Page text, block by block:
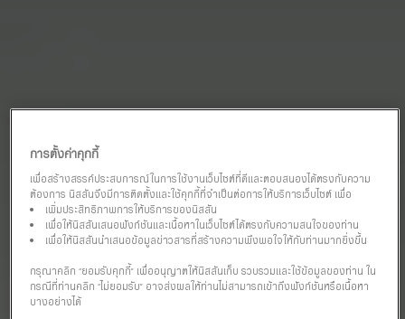
การตั้งค่าคุกกี้
เพื่อสร้างสรรค์ประสบการณ์ในการใช้งานเว็บไซต์ที่ดีและตอบสนองได้ตรงกับความ
ต้องการ นิสสันจึงมีการติดตั้งและใช้คุกกี้ที่จำเป็นต่อการให้บริการเว็บไซต์ เพื่อ
เพิ่มประสิทธิภาพการให้บริการของนิสสัน
เพื่อให้นิสสันเสนอฟังก์ชันและเนื้อหาในเว็บไซต์ได้ตรงกับความสนใจของท่าน
เพื่อให้นิสสันนำเสนอข้อมูลข่าวสารที่สร้างความพึงพอใจให้กับท่านมากยิ่งขึ้น
กรุณาคลิก “ยอมรับคุกกี้” เพื่ออนุญาตให้นิสสันเก็บ รวบรวมและใช้ข้อมูลของท่าน ใน
กรณีที่ท่านคลิก “ไม่ยอมรับ” อาจส่งผลให้ท่านไม่สามารถเข้าถึงฟังก์ชันหรือเนื้อหา
บางอย่างได้